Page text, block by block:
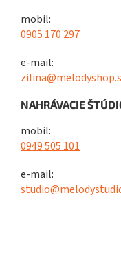
mobil:
0905 170 297
e-mail:
NAHRÁVACIE
mobil:
0949 505 101
e-mail: